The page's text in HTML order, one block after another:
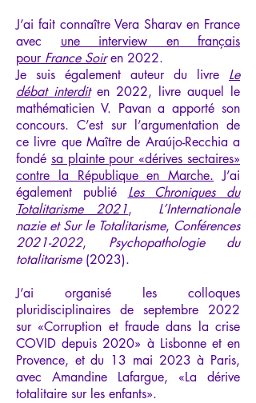
J’ai fait connaître Vera Sharav en France
avec une interview en français
pour France Soiren 2022.
Je suis également auteur du livre Le
débat interditen 2022, livre auquel le
mathématicien V. Pavan a apporté son
concours. C’est sur l’argumentation de
ce livre que Maître de Araújo-Recchia a
fondé sa plainte pour «dérives sectaires»
contre la République en Marche. J’ai
également publié Les Chroniques du
Totalitarisme 2021, L’Internationale
nazie et Sur le Totalitarisme, Conférences
2021-2022, Psychopathologie du
totalitarisme(2023).
J’ai organisé les colloques
pluridisciplinaires de septembre 2022
sur «Corruption et fraude dans la crise
COVID depuis 2020» à Lisbonne et en
Provence, et du 13 mai 2023 à Paris,
avec Amandine Lafargue, «La dérive
totalitaire sur les enfants».